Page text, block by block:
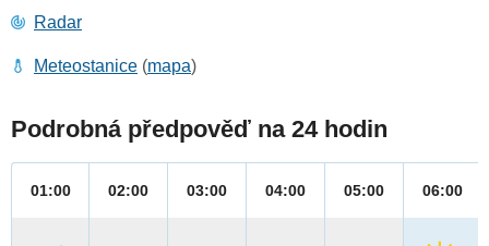
Radar
Meteostanice (mapa)
Podrobná předpověď na 24 hodin
01:00 02:00 03:00 04:00 05:00 06:00